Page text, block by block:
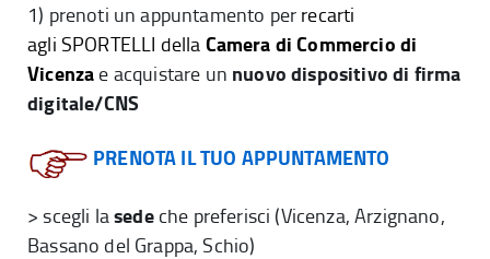
1) prenoti un appuntamento per recarti
agli SPORTELLI della Camera di Commercio di
Vicenza e acquistare un nuovo dispositivo di firma
digitale/CNS
PRENOTA IL TUO APPUNTAMENTO
> scegli lasedeche preferisci (Vicenza, Arzignano,
Bassano del Grappa, Schio)